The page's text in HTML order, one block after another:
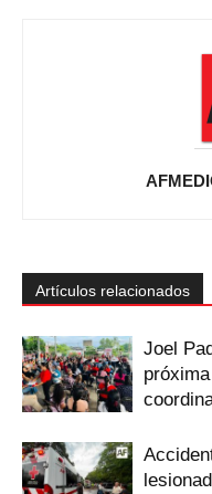
Artículos relacionados
Joel